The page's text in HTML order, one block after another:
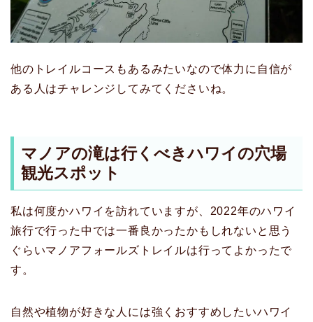
他のトレイルコースもあるみたいなので体力に自信が
ある人はチャレンジしてみてくださいね。
マノアの滝は行くべきハワイの穴場
観光スポット
私は何度かハワイを訪れていますが、2022年のハワイ
旅行で行った中では一番良かったかもしれないと思う
ぐらいマノアフォールズトレイルは行ってよかったで
す。
自然や植物が好きな人には強くおすすめしたいハワイ